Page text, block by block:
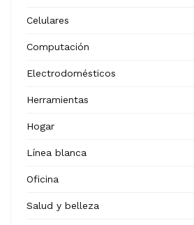
Celulares
Computación
Electrodomésticos
Herramientas
Hogar
Línea blanca
Oficina
Salud y belleza